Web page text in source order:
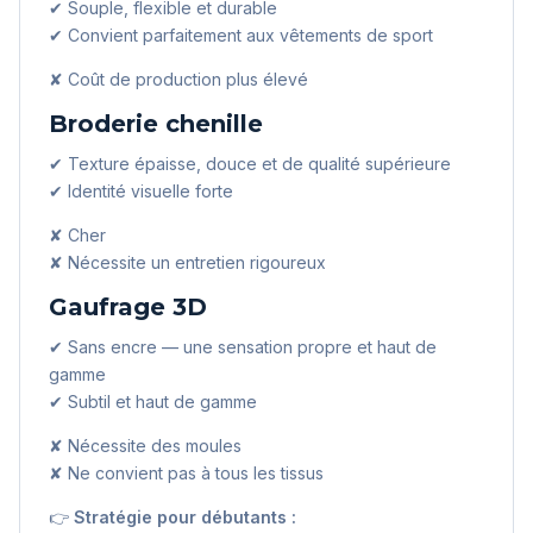
✔ Souple, flexible et durable
✔ Convient parfaitement aux vêtements de sport
✘ Coût de production plus élevé
Broderie chenille
✔ Texture épaisse, douce et de qualité supérieure
✔ Identité visuelle forte
✘ Cher
✘ Nécessite un entretien rigoureux
Gaufrage 3D
✔ Sans encre — une sensation propre et haut de
gamme
✔ Subtil et haut de gamme
✘ Nécessite des moules
✘ Ne convient pas à tous les tissus
👉 Stratégie pour débutants :